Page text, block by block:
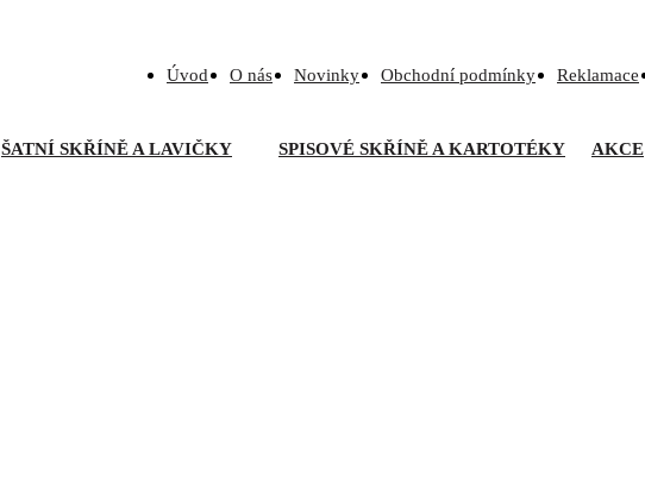
Úvod O nás Novinky Obchodní podmínky Reklamace
ŠATNÍ SKŘÍNĚ A LAVIČKY SPISOVÉ SKŘÍNĚ A KARTOTÉKY AKCE